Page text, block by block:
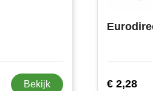
Bekijk € 2,28